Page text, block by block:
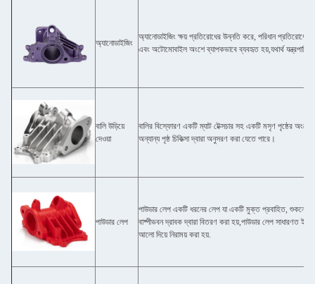
অ্যানোডাইজিং
অ্যানোডাইজিং ক্ষয় প্রতিরোধের উন্নতি করে, পরিধান প্রতিরোধের
এবং অটোমোবাইল অংশে ব্যাপকভাবে ব্যবহৃত হয়,যথার্থ
বালি উড়িয়ে
দেওয়া
বালির বিস্ফোরণ একটি ম্যাট টেক্সচার সহ একটি মসৃণ পৃষ্ঠের
অন্যান্য পৃষ্ঠ চিকিত্সা দ্বারা অনুসরণ করা যেতে পারে।
পাউডার লেপ
পাউডার লেপ একটি ধরনের লেপ যা একটি মুক্ত প্রবাহিত, শুকনো
বাষ্পীভবন দ্রাবক দ্বারা বিতরণ করা হয়,পাউডার লেপ সাধারণত
আলো দিয়ে নিরাময় করা হয়.